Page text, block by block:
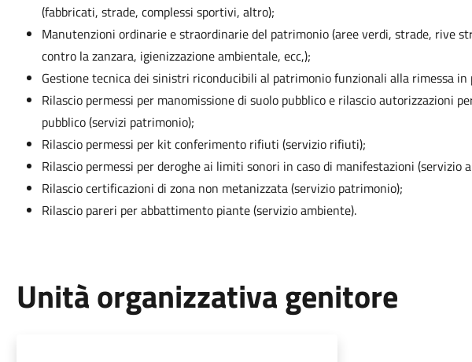
(fabbricati, strade, complessi sportivi, altro);
Manutenzioni ordinarie e straordinarie del patrimonio (aree verdi, strade, rive
contro la zanzara, igienizzazione ambientale, ecc,);
Gestione tecnica dei sinistri riconducibili al patrimonio funzionali alla rimessa in
Rilascio permessi per manomissione di suolo pubblico e rilascio autorizzazioni
pubblico (servizi patrimonio);
Rilascio permessi per kit conferimento rifiuti (servizio rifiuti);
Rilascio permessi per deroghe ai limiti sonori in caso di manifestazioni (servizio
Rilascio certificazioni di zona non metanizzata (servizio patrimonio);
Rilascio pareri per abbattimento piante (servizio ambiente).
Unità organizzativa genitore